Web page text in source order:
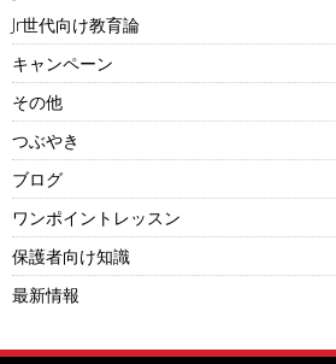
Jr世代向け教育論
キャンペーン
その他
つぶやき
ブログ
ワンポイントレッスン
保護者向け知識
最新情報